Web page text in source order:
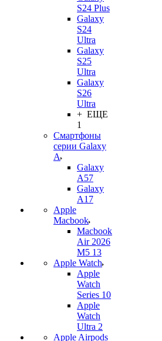
S24 Plus
Galaxy
S24
Ultra
Galaxy
S25
Ultra
Galaxy
S26
Ultra
+ ЕЩЕ
1
Смартфоны
серии Galaxy
A
Galaxy
A57
Galaxy
A17
Apple
Macbook
Macbook
Air 2026
M5 13
Apple Watch
Apple
Watch
Series 10
Apple
Watch
Ultra 2
Apple Airpods